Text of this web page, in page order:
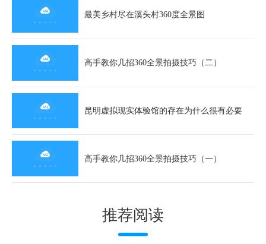
最美乡村尽在溪头村360度全景图
高手教你几招360全景拍摄技巧（二）
昆明虚拟现实体验馆的存在为什么很有必要
高手教你几招360全景拍摄技巧（一）
推荐阅读